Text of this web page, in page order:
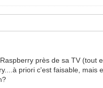
près de sa TV
priori c'est faisable,